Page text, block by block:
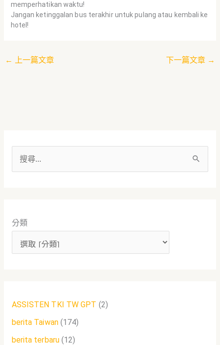
memperhatikan waktu!
Jangan ketinggalan bus terakhir untuk pulang atau kembali ke
hotel!
← 上一篇文章 下一篇文章 →
字
分類
ASSISTEN TKI TW GPT (2)
berita Taiwan(174)
berita terbaru(12)